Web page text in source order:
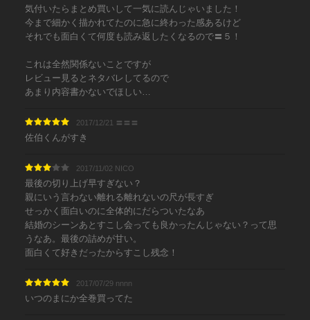
気付いたらまとめ買いして一気に読んじゃいました！
今まで細かく描かれてたのに急に終わった感あるけど
それでも面白くて何度も読み返したくなるので〓５！
これは全然関係ないことですが
レビュー見るとネタバレしてるので
あまり内容書かないでほしい…
2017/12/21 〓〓〓
佐伯くんがすき
2017/11/02 NICO
最後の切り上げ早すぎない？
親にいう言わない離れる離れないの尺が長すぎ
せっかく面白いのに全体的にだらついたなあ
結婚のシーンあとすこし会っても良かったんじゃない？って思
うなあ。最後の詰めが甘い。
面白くて好きだったからすこし残念！
2017/07/29 nnnn
いつのまにか全巻買ってた